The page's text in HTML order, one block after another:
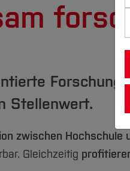
Stellenwert.
zwischen Hochschule
Gleichzeitig